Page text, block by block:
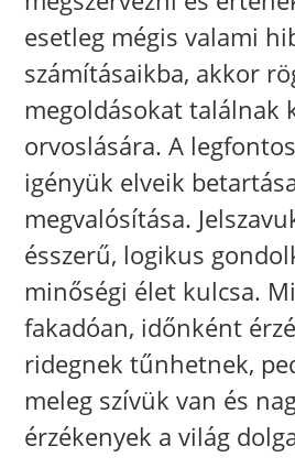
esetleg mégis valami
számításaikba, akkor
megoldásokat találnak
orvoslására. A
igényük elveik
megvalósítása.
ésszerű, logikus
minőségi élet kulcsa.
fakadóan, időnként
ridegnek tűnhetnek,
meleg szívük van és
érzékenyek a világ